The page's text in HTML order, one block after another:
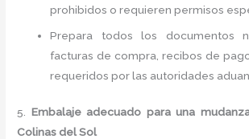
prohibidos o requieren permisos
Prepara todos los documentos
facturas de compra, recibos de
requeridos por las autoridades
5. Embalaje adecuado para una
Colinas del Sol